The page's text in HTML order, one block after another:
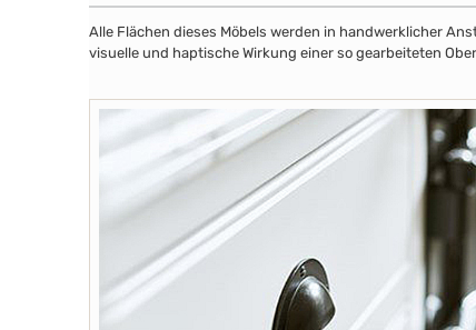
Alle Flächen dieses Möbels werden in handwerklicher
visuelle und haptische Wirkung einer so gearbeiteten